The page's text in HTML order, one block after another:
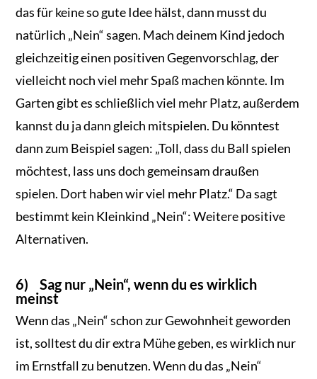
das für keine so gute Idee hälst, dann musst du
natürlich „Nein“ sagen. Mach deinem Kind jedoch
gleichzeitig einen positiven Gegenvorschlag, der
vielleicht noch viel mehr Spaß machen könnte. Im
Garten gibt es schließlich viel mehr Platz, außerdem
kannst du ja dann gleich mitspielen. Du könntest
dann zum Beispiel sagen: „Toll, dass du Ball spielen
möchtest, lass uns doch gemeinsam draußen
spielen. Dort haben wir viel mehr Platz.“ Da sagt
bestimmt kein Kleinkind „Nein“: Weitere positive
Alternativen.
6) Sag nur „Nein“, wenn du es wirklich
meinst
Wenn das „Nein“ schon zur Gewohnheit geworden
ist, solltest du dir extra Mühe geben, es wirklich nur
im Ernstfall zu benutzen. Wenn du das „Nein“